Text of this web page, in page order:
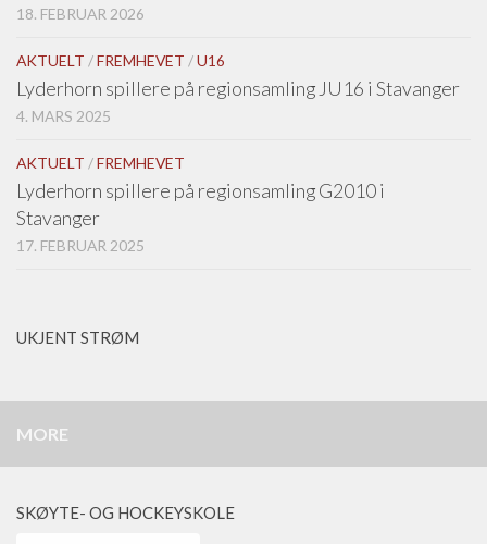
18. FEBRUAR 2026
AKTUELT /FREMHEVET /U16
Lyderhorn spillere på regionsamling JU16 i Stavanger
4. MARS 2025
AKTUELT /FREMHEVET
Lyderhorn spillere på regionsamling G2010 i
Stavanger
17. FEBRUAR 2025
UKJENT STRØM
MORE
SKØYTE- OG HOCKEYSKOLE